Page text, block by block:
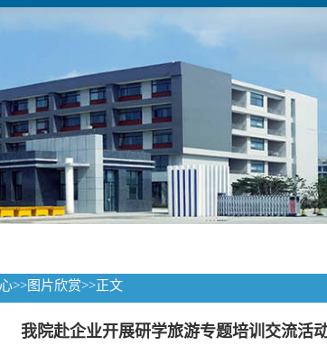
>>图片欣赏>>正文
我院赴企业开展研学旅游专题培训交流活